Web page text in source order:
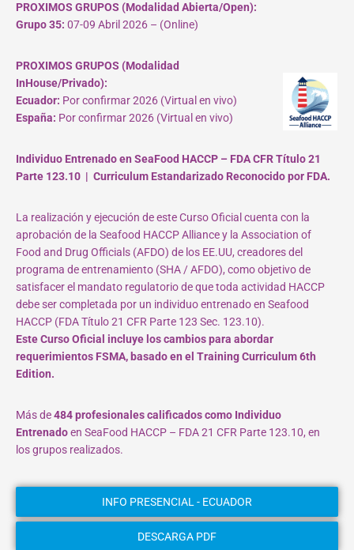
PROXIMOS GRUPOS (Modalidad Abierta/Open):
Grupo 35: 07-09 Abril 2026 – (Online)
PROXIMOS GRUPOS (Modalidad
InHouse/Privado):
Ecuador: Por confirmar 2026 (Virtual en vivo)
España: Por confirmar 2026 (Virtual en vivo)
Individuo Entrenado en SeaFood HACCP – FDA CFR Título 21
Parte 123.10 | Curriculum Estandarizado Reconocido por FDA.
La realización y ejecución de este Curso Oficial cuenta con la
aprobación de la Seafood HACCP Alliance y la Association of
Food and Drug Officials (AFDO) de los EE.UU, creadores del
programa de entrenamiento (SHA / AFDO), como objetivo de
satisfacer el mandato regulatorio de que toda actividad HACCP
debe ser completada por un individuo entrenado en Seafood
HACCP (FDA Título 21 CFR Parte 123 Sec. 123.10).
Este Curso Oficial incluye los cambios para abordar
requerimientos FSMA, basado en el Training Curriculum 6th
Edition.
Más de484 profesionales calificados como Individuo
Entrenadoen SeaFood HACCP – FDA 21 CFR Parte 123.10, en
los grupos realizados.
INFO PRESENCIAL - ECUADOR
DESCARGA PDF